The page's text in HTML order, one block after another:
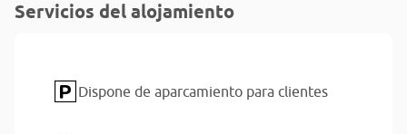
Servicios del alojamiento
Dispone de aparcamiento para clientes